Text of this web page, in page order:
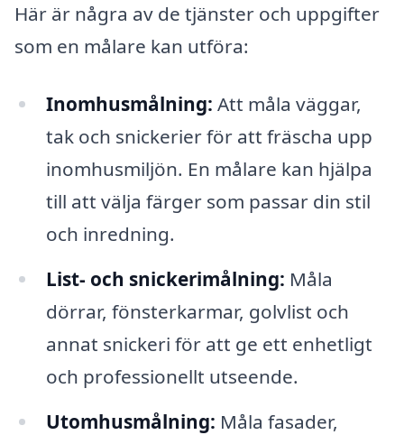
Här är några av de tjänster och uppgifter
som en målare kan utföra:
Inomhusmålning: Att måla väggar,
tak och snickerier för att fräscha upp
inomhusmiljön. En målare kan hjälpa
till att välja färger som passar din stil
och inredning.
List- och snickerimålning: Måla
dörrar, fönsterkarmar, golvlist och
annat snickeri för att ge ett enhetligt
och professionellt utseende.
Utomhusmålning: Måla fasader,